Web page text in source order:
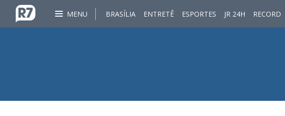
MENU BRASÍLIA ENTRETÊ ESPORTES JR 24H RECORD